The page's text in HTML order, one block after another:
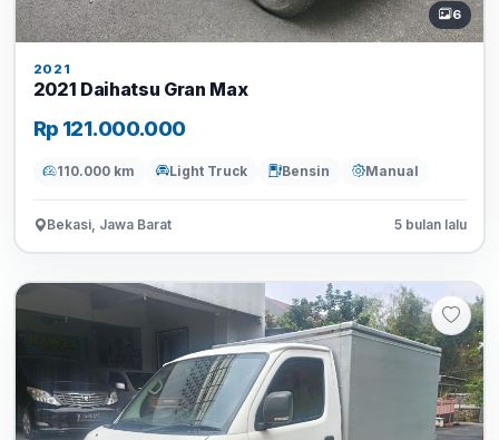
6
2021
2021 Daihatsu Gran Max
Rp 121.000.000
110.000 km Light Truck Bensin Manual
Bekasi, Jawa Barat 5 bulan lalu